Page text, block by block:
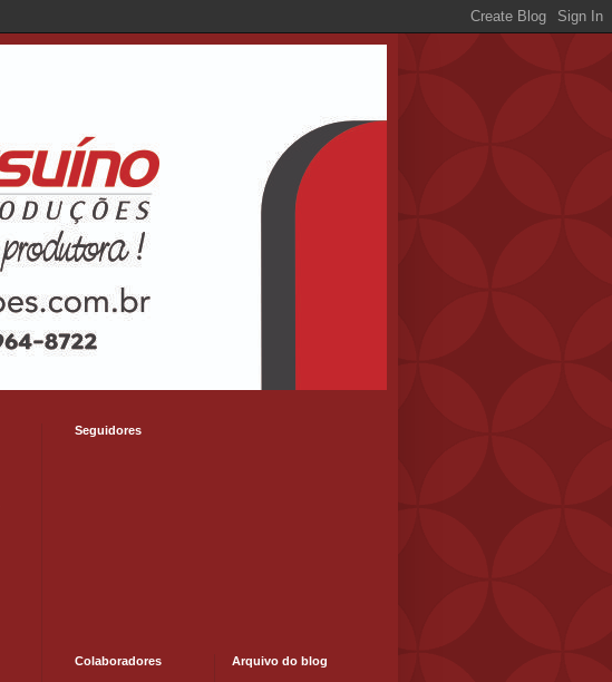
Seguidores
Colaboradores Arquivo do blog